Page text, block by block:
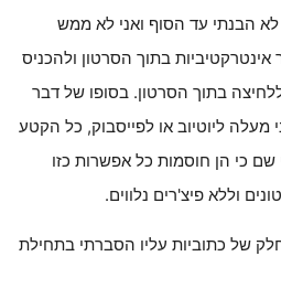
הבנתי עד הסוף ואני לא ממש
בתוך הסרטון ולהכניס
ללחיצה בתוך הסרטון. בסופו של דבר
מעלה ליוטיוב או לפייסבוק, כל הקטע
שם כי הן חוסמות כל אפשרות כזו
וללא פיצ'רים נלווים.
של כתוביות עליו הסברתי בתחילת